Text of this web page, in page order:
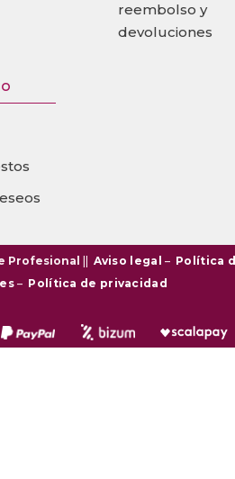
reembolso y
devoluciones
Profesional Aviso legal – Política
– Política de privacidad